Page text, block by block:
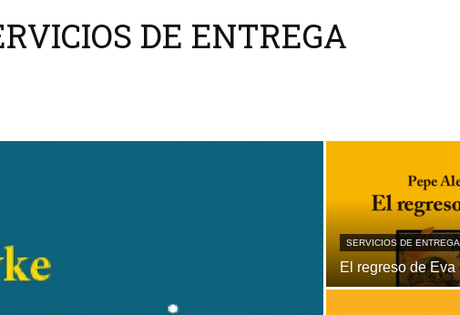
DE ENTREGA
SERVICIOS DE ENTREGA
El regreso de Eva